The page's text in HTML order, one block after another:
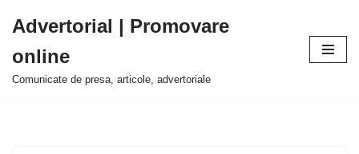
la
conținut
Advertorial | Promovare
online
Comunicate de presa, articole, advertoriale